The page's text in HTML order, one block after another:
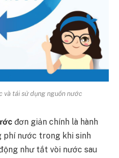
và tái sử dụng nguồn nước
đơn giản chính là hành
phí nước trong khi sinh
như tắt vòi nước sau